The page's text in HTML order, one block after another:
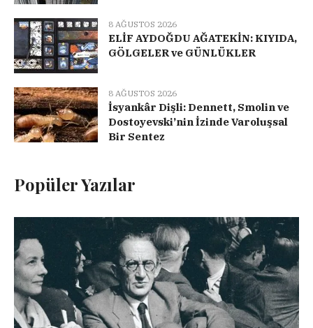
8 AĞUSTOS 2026
ELİF AYDOĞDU AĞATEKİN: KIYIDA,
GÖLGELER ve GÜNLÜKLER
8 AĞUSTOS 2026
İsyankâr Dişli: Dennett, Smolin ve
Dostoyevski’nin İzinde Varoluşsal
Bir Sentez
Popüler Yazılar